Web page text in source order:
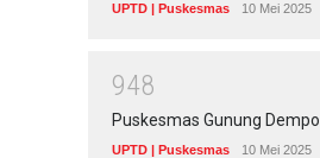
UPTD | Puskesmas 10 Mei 2025
948
Puskesmas Gunung Dempo
UPTD | Puskesmas 10 Mei 2025